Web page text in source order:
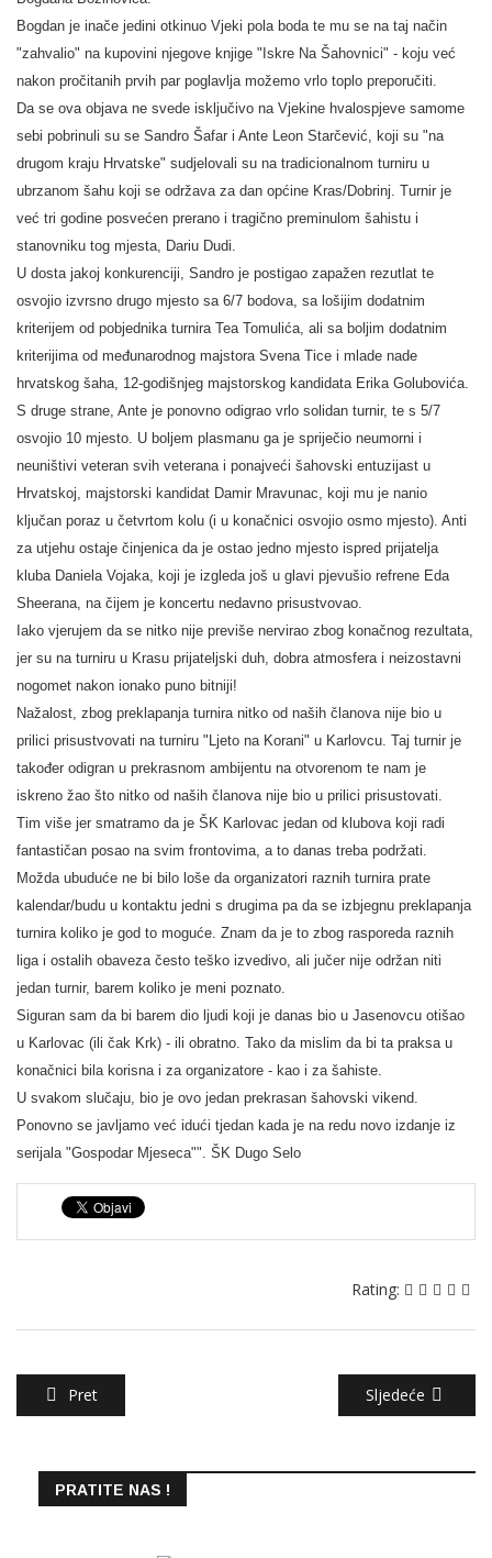
Bogdan je inače jedini otkinuo Vjeki pola boda te mu se na taj način
"zahvalio" na kupovini njegove knjige "Iskre Na Šahovnici" - koju već
nakon pročitanih prvih par poglavlja možemo vrlo toplo preporučiti.
Da se ova objava ne svede isključivo na Vjekine hvalospjeve samome
sebi pobrinuli su se Sandro Šafar i Ante Leon Starčević, koji su "na
drugom kraju Hrvatske" sudjelovali su na tradicionalnom turniru u
ubrzanom šahu koji se održava za dan općine Kras/Dobrinj. Turnir je
već tri godine posvećen prerano i tragično preminulom šahistu i
stanovniku tog mjesta, Dariu Dudi.
U dosta jakoj konkurenciji, Sandro je postigao zapažen rezutlat te
osvojio izvrsno drugo mjesto sa 6/7 bodova, sa lošijim dodatnim
kriterijem od pobjednika turnira Tea Tomulića, ali sa boljim dodatnim
kriterijima od međunarodnog majstora Svena Tice i mlade nade
hrvatskog šaha, 12-godišnjeg majstorskog kandidata Erika Golubovića.
S druge strane, Ante je ponovno odigrao vrlo solidan turnir, te s 5/7
osvojio 10 mjesto. U boljem plasmanu ga je spriječio neumorni i
neuništivi veteran svih veterana i ponajveći šahovski entuzijast u
Hrvatskoj, majstorski kandidat Damir Mravunac, koji mu je nanio
ključan poraz u četvrtom kolu (i u konačnici osvojio osmo mjesto). Anti
za utjehu ostaje činjenica da je ostao jedno mjesto ispred prijatelja
kluba Daniela Vojaka, koji je izgleda još u glavi pjevušio refrene Eda
Sheerana, na čijem je koncertu nedavno prisustvovao.
Iako vjerujem da se nitko nije previše nervirao zbog konačnog rezultata,
jer su na turniru u Krasu prijateljski duh, dobra atmosfera i neizostavni
nogomet nakon ionako puno bitniji!
Nažalost, zbog preklapanja turnira nitko od naših članova nije bio u
prilici prisustvovati na turniru "Ljeto na Korani" u Karlovcu. Taj turnir je
također odigran u prekrasnom ambijentu na otvorenom te nam je
iskreno žao što nitko od naših članova nije bio u prilici prisustovati.
Tim više jer smatramo da je ŠK Karlovac jedan od klubova koji radi
fantastičan posao na svim frontovima, a to danas treba podržati.
Možda ubuduće ne bi bilo loše da organizatori raznih turnira prate
kalendar/budu u kontaktu jedni s drugima pa da se izbjegnu preklapanja
turnira koliko je god to moguće. Znam da je to zbog rasporeda raznih
liga i ostalih obaveza često teško izvedivo, ali jučer nije održan niti
jedan turnir, barem koliko je meni poznato.
Siguran sam da bi barem dio ljudi koji je danas bio u Jasenovcu otišao
u Karlovac (ili čak Krk) - ili obratno. Tako da mislim da bi ta praksa u
konačnici bila korisna i za organizatore - kao i za šahiste.
U svakom slučaju, bio je ovo jedan prekrasan šahovski vikend.
Ponovno se javljamo već idući tjedan kada je na redu novo izdanje iz
serijala "Gospodar Mjeseca"". ŠK Dugo Selo
Rating:
Pret Sljedeće
PRATITE NAS !